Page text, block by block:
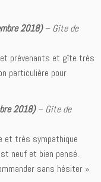
2018)–Gîte de
prévenants et gîte très
particulière pour
2018)–Gîte de
et très sympathique
neuf et bien pensé.
sans hésiter »